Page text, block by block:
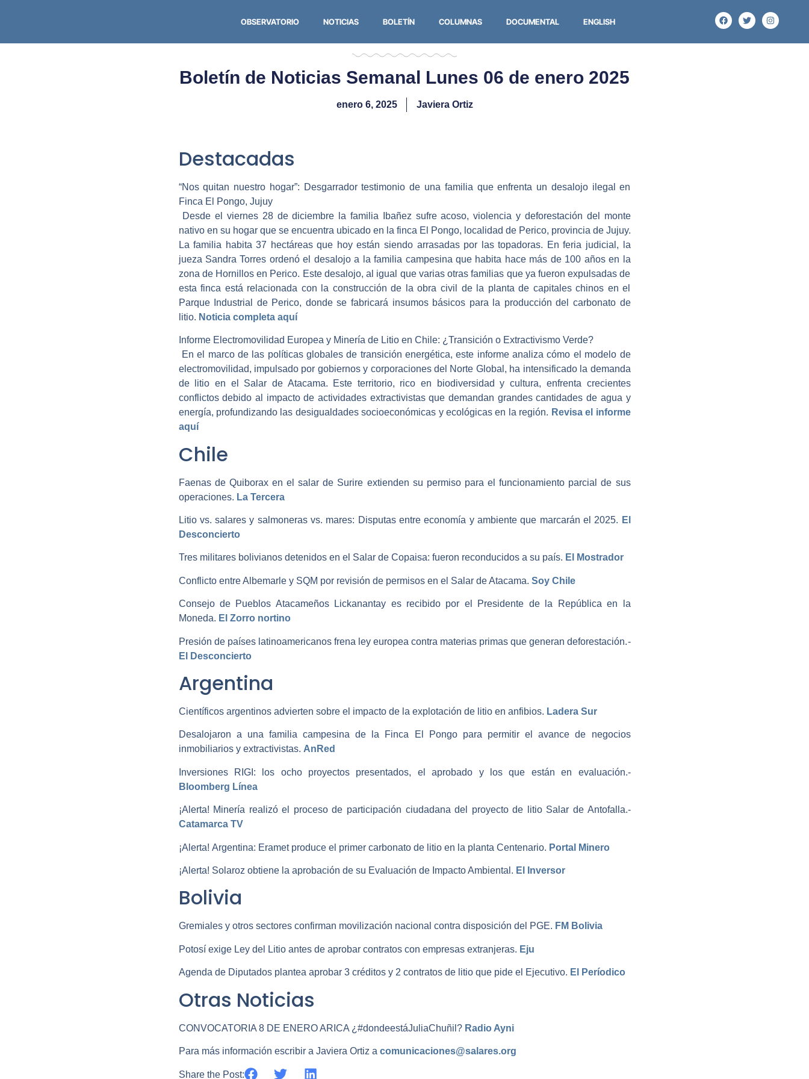
OBSERVATORIO NOTICIAS BOLETÍN COLUMNAS DOCUMENTAL ENGLISH
Boletín de Noticias Semanal Lunes 06 de enero 2025
enero 6, 2025 Javiera Ortiz
Destacadas­
“Nos quitan nuestro hogar”: Desgarrador testimonio de una familia que enfrenta un desalojo ilegal en
Finca El Pongo, Jujuy
Desde el viernes 28 de diciembre la familia Ibañez sufre acoso, violencia y deforestación del monte
nativo en su hogar que se encuentra ubicado en la finca El Pongo, localidad de Perico, provincia de Jujuy.
La familia habita 37 hectáreas que hoy están siendo arrasadas por las topadoras. En feria judicial, la
jueza Sandra Torres ordenó el desalojo a la familia campesina que habita hace más de 100 años en la
zona de Hornillos en Perico. Este desalojo, al igual que varias otras familias que ya fueron expulsadas de
esta finca está relacionada con la construcción de la obra civil de la planta de capitales chinos en el
Parque Industrial de Perico, donde se fabricará insumos básicos para la producción del carbonato de
litio.­ Noticia completa aquí
Informe Electromovilidad Europea y Minería de Litio en Chile: ¿Transición o Extractivismo Verde?
En el marco de las políticas globales de transición energética, este informe analiza cómo el modelo de
electromovilidad, impulsado por gobiernos y corporaciones del Norte Global, ha intensificado la demanda
de litio en el Salar de Atacama. Este territorio, rico en biodiversidad y cultura, enfrenta crecientes
conflictos debido al impacto de actividades extractivistas que demandan grandes cantidades de agua y
energía, profundizando las desigualdades socioeconómicas y ecológicas en la región.­ ­ Revisa el informe
aquí
Chile
Faenas de Quiborax en el salar de Surire extienden su permiso para el funcionamiento parcial de sus
operaciones.­ La Tercera
Litio vs. salares y salmoneras vs. mares: Disputas entre economía y ambiente que marcarán el 2025.­ El
Desconcierto
Tres militares bolivianos detenidos en el Salar de Copaisa: fueron reconducidos a su país. ­ El Mostrador
Conflicto entre Albemarle y SQM por revisión de permisos en el Salar de Atacama. ­ Soy Chile
Consejo de Pueblos Atacameños Lickanantay es recibido por el Presidente de la República en la
Moneda. ­ El Zorro nortino
Presión de países latinoamericanos frena ley europea contra materias primas que generan deforestación.­
El Desconcierto
Argentina
Científicos argentinos advierten sobre el impacto de la explotación de litio en anfibios.­ Ladera Sur
Desalojaron a una familia campesina de la Finca El Pongo para permitir el avance de negocios
inmobiliarios y extractivistas. ­ AnRed
Inversiones RIGI: los ocho proyectos presentados, el aprobado y los que están en evaluación.­
Bloomberg Línea
¡Alerta! Minería realizó el proceso de participación ciudadana del proyecto de litio Salar de Antofalla.­
Catamarca TV
¡Alerta! Argentina: Eramet produce el primer carbonato de litio en la planta Centenario.­ Portal Minero
¡Alerta! Solaroz obtiene la aprobación de su Evaluación de Impacto Ambiental. ­ El Inversor
Bolivia
Gremiales y otros sectores confirman movilización nacional contra disposición del PGE.­ FM Bolivia
Potosí exige Ley del Litio antes de aprobar contratos con empresas extranjeras.­ Eju
Agenda de Diputados plantea aprobar 3 créditos y 2 contratos de litio que pide el Ejecutivo.­ El Períodico
Otras Noticias
CONVOCATORIA 8 DE ENERO ARICA ¿#dondeestáJuliaChuñil?­ Radio Ayni
Para más información escribir a Javiera Ortiz a comunicaciones@salares.org
Share the Post: